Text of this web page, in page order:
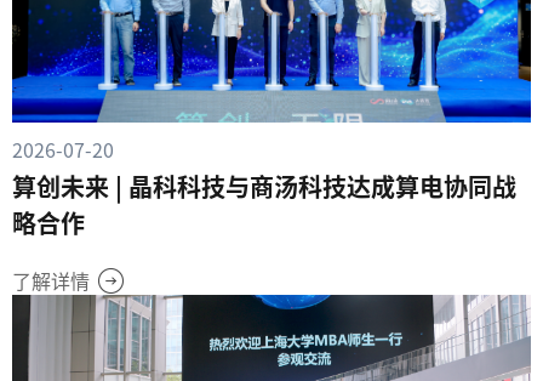
2026-07-20
算创未来 | 晶科科技与商汤科技达成算电协同战
略合作
了解详情